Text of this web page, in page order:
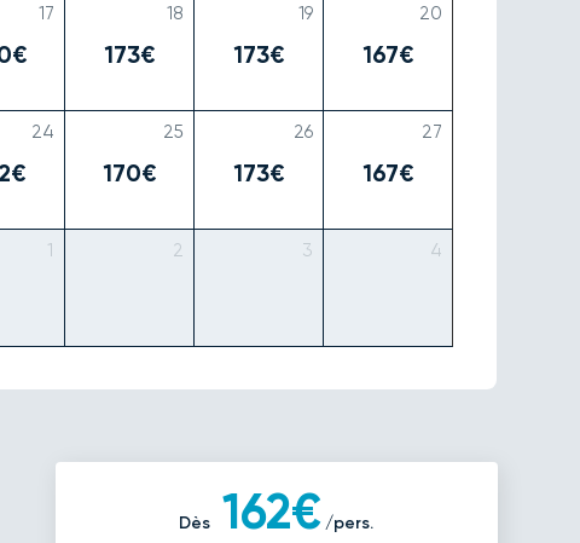
173€ 173€ 167€
170€ 173€ 167€
17 18 19 20
24 25 26 27
1 2 3 4
Dès 162€ /pers.